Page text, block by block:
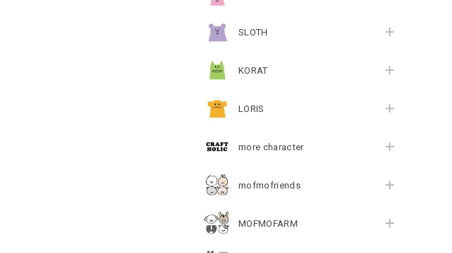
SLOTH
KORAT
LORIS
more character
mofmofriends
MOFMOFARM